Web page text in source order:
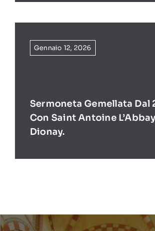
Gennaio 12, 2026
Sermoneta Gemellata Dal
Con Saint Antoine
Dionay.